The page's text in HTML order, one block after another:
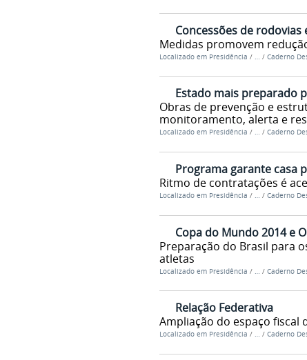
Concessões de
Medidas promovem
Localizado em Presidência / / Caderno
Estado mais preparado
Obras de prevenção e
monitoramento, alerta e
Localizado em Presidência / … / Caderno
Programa garante casa
Ritmo de contratações é
Localizado em Presidência / … / Caderno
Copa do Mundo 2014 e
Preparação do Brasil para
atletas
Localizado em Presidência / … / Caderno
Relação Federativa
Ampliação do espaço fiscal
Localizado em Presidência / … / Caderno